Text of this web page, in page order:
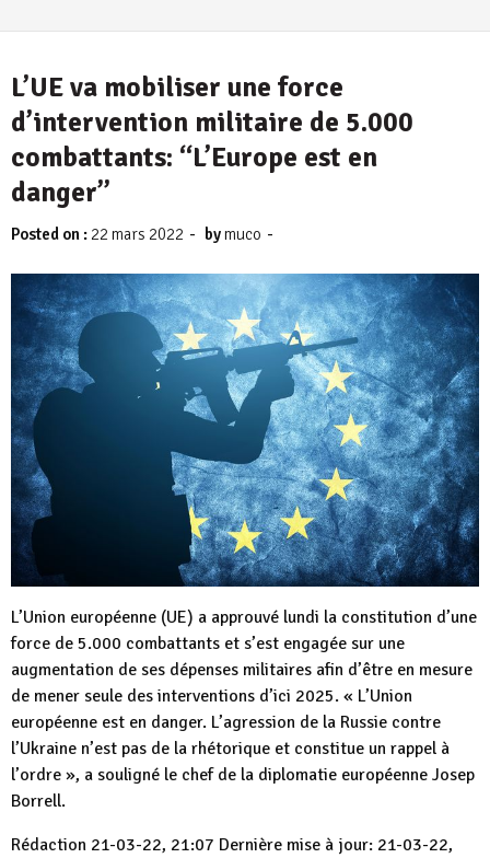
L’UE va mobiliser une force
d’intervention militaire de 5.000
combattants: “L’Europe est en
danger”
Posted on : 22 mars 2022 - bymuco -
L’Union européenne (UE) a approuvé lundi la constitution d’une
force de 5.000 combattants et s’est engagée sur une
augmentation de ses dépenses militaires afin d’être en mesure
de mener seule des interventions d’ici 2025. « L’Union
européenne est en danger. L’agression de la Russie contre
l’Ukraine n’est pas de la rhétorique et constitue un rappel à
l’ordre », a souligné le chef de la diplomatie européenne Josep
Borrell.
Rédaction 21-03-22, 21:07 Dernière mise à jour: 21-03-22,